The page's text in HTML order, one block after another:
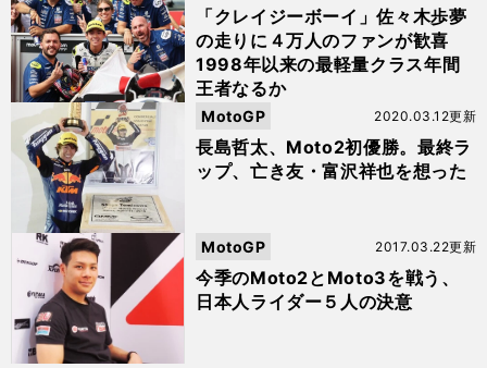
「クレイジーボーイ」佐々木歩夢
の走りに４万人のファンが歓喜
1998年以来の最軽量クラス年間
王者なるか
長島哲太、Moto2初優勝。最終ラ
ップ、亡き友・富沢祥也を想った
2020.03.12更新
MotoGP
今季のMoto2とMoto3を戦う、
日本人ライダー５人の決意
2017.03.22更新
MotoGP